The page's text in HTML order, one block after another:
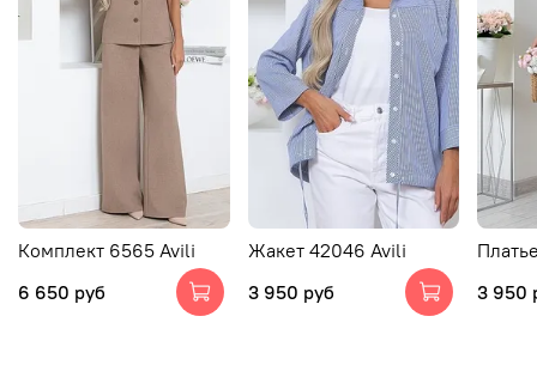
Комплект 6565 Avili
6 650 руб
Жакет 42046 Avili
3 950 руб
3 950